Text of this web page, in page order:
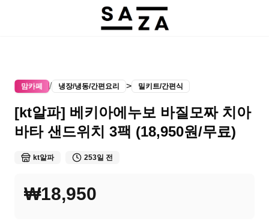
맘카페 / 냉장/냉동/간편요리 > 밀키트/간편식
[kt알파] 베키아에누보 바질모짜 치아
바타 샌드위치 3팩 (18,950원/무료)
kt알파 253일 전
₩18,950